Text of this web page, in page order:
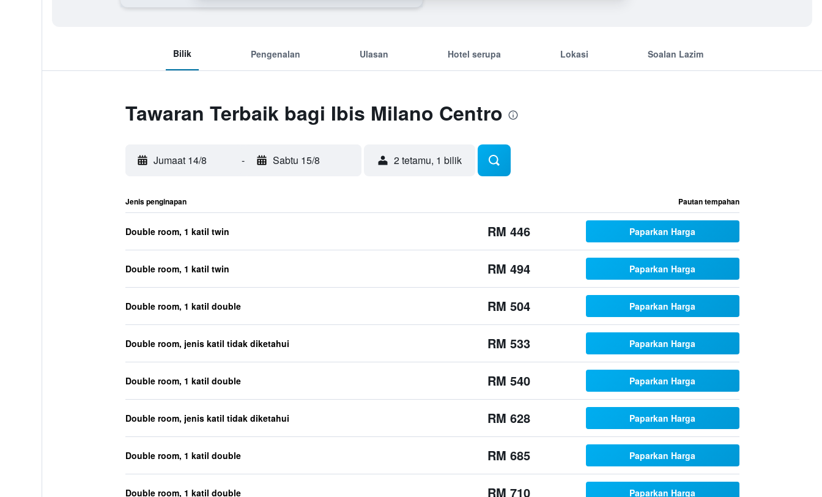
Bilik Pengenalan Ulasan Hotel serupa Lokasi Soalan Lazim
Tawaran Terbaik bagi Ibis Milano Centro
Jumaat 14/8 - Sabtu 15/8 2 tetamu, 1 bilik
Jenis penginapan Pautan tempahan
Double room, 1 katil twin RM 446 Paparkan Harga
Double room, 1 katil twin RM 494 Paparkan Harga
Double room, 1 katil double RM 504 Paparkan Harga
Double room, jenis katil tidak diketahui RM 533 Paparkan Harga
Double room, 1 katil double RM 540 Paparkan Harga
Double room, jenis katil tidak diketahui RM 628 Paparkan Harga
Double room, 1 katil double RM 685 Paparkan Harga
Double room, 1 katil double RM 710 Paparkan Harga